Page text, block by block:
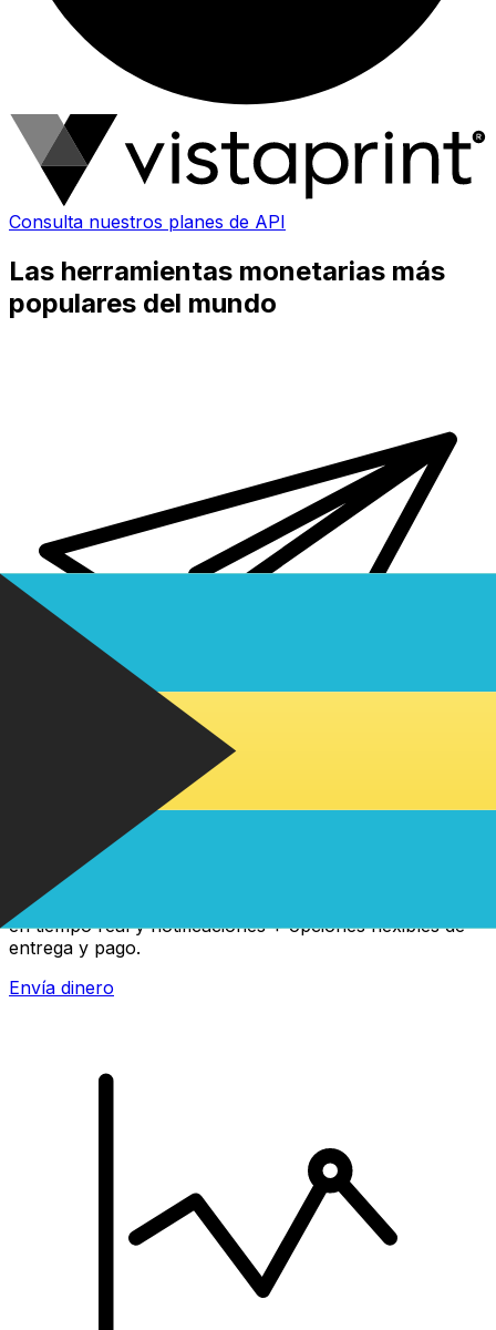
Consulta nuestros planes de API
Las herramientas monetarias más
populares del mundo
Transferencia Internacional de Dinero Xe
Envía dinero online rápido, seguro y fácil. Seguimiento
en tiempo real y notificaciones + opciones flexibles de
entrega y pago.
Envía dinero